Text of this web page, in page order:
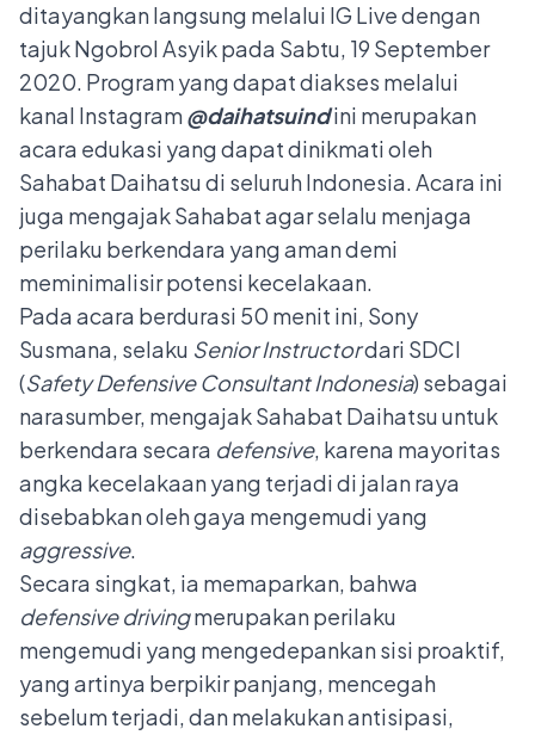
ditayangkan langsung melalui IG Live dengan
tajuk Ngobrol Asyik pada Sabtu, 19 September
2020. Program yang dapat diakses melalui
kanal Instagram@daihatsuindini merupakan
acara edukasi yang dapat dinikmati oleh
Sahabat Daihatsu di seluruh Indonesia. Acara ini
juga mengajak Sahabat agar selalu menjaga
perilaku berkendara yang aman demi
meminimalisir potensi kecelakaan.
Pada acara berdurasi 50 menit ini, Sony
Susmana, selaku Senior Instructordari SDCI
(Safety Defensive Consultant Indonesia) sebagai
narasumber, mengajak Sahabat Daihatsu untuk
berkendara secara defensive, karena mayoritas
angka kecelakaan yang terjadi di jalan raya
disebabkan oleh gaya mengemudi yang
aggressive.
Secara singkat, ia memaparkan, bahwa
defensive drivingmerupakan perilaku
mengemudi yang mengedepankan sisi proaktif,
yang artinya berpikir panjang, mencegah
sebelum terjadi, dan melakukan antisipasi,